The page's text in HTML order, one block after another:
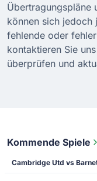
Übertragungspläne
können sich jedoch
fehlende oder
kontaktieren Sie
überprüfen und
Kommende Spiele
Cambridge Utd vs